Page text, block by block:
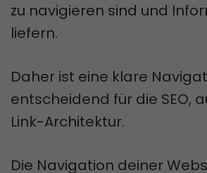
zu navigieren sind und
liefern.
Daher ist eine klare
entscheidend für die SEO,
Link-Architektur.
Die Navigation deiner